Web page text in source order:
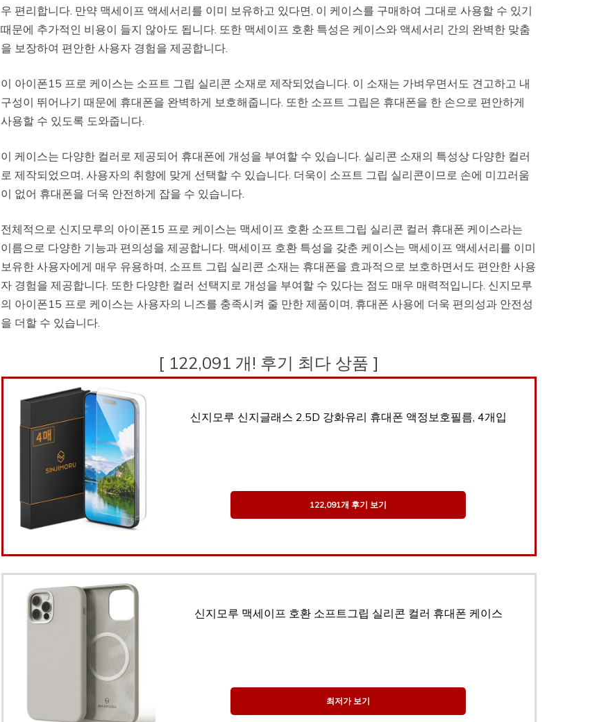
우 편리합니다. 만약 맥세이프 액세서리를 이미 보유하고 있다면, 이 케이스를 구매하여 그대로 사용할 수 있기
때문에 추가적인 비용이 들지 않아도 됩니다. 또한 맥세이프 호환 특성은 케이스와 액세서리 간의 완벽한 맞춤
을 보장하여 편안한 사용자 경험을 제공합니다.
이 아이폰15 프로 케이스는 소프트 그립 실리콘 소재로 제작되었습니다. 이 소재는 가벼우면서도 견고하고 내
구성이 뛰어나기 때문에 휴대폰을 완벽하게 보호해줍니다. 또한 소프트 그립은 휴대폰을 한 손으로 편안하게
사용할 수 있도록 도와줍니다.
이 케이스는 다양한 컬러로 제공되어 휴대폰에 개성을 부여할 수 있습니다. 실리콘 소재의 특성상 다양한 컬러
로 제작되었으며, 사용자의 취향에 맞게 선택할 수 있습니다. 더욱이 소프트 그립 실리콘이므로 손에 미끄러움
이 없어 휴대폰을 더욱 안전하게 잡을 수 있습니다.
전체적으로 신지모루의 아이폰15 프로 케이스는 맥세이프 호환 소프트그립 실리콘 컬러 휴대폰 케이스라는
이름으로 다양한 기능과 편의성을 제공합니다. 맥세이프 호환 특성을 갖춘 케이스는 맥세이프 액세서리를 이미
보유한 사용자에게 매우 유용하며, 소프트 그립 실리콘 소재는 휴대폰을 효과적으로 보호하면서도 편안한 사용
자 경험을 제공합니다. 또한 다양한 컬러 선택지로 개성을 부여할 수 있다는 점도 매우 매력적입니다. 신지모루
의 아이폰15 프로 케이스는 사용자의 니즈를 충족시켜 줄 만한 제품이며, 휴대폰 사용에 더욱 편의성과 안전성
을 더할 수 있습니다.
[ 122,091 개! 후기 최다 상품 ]
신지모루 신지글래스 2.5D 강화유리 휴대폰 액정보호필름, 4개입
122,091개 후기 보기
신지모루 맥세이프 호환 소프트그립 실리콘 컬러 휴대폰 케이스
최저가 보기